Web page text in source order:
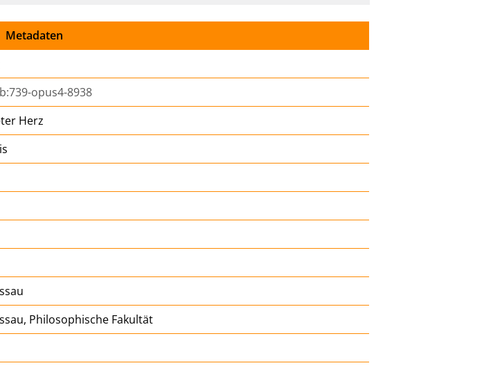
to
or of
docu
Metadaten
opus4-8938
Herz
Philosophische Fakultät